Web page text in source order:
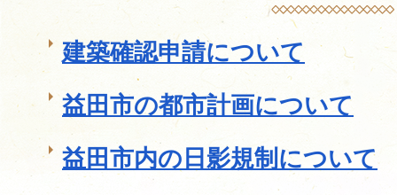
建築確認申請について
益田市の都市計画について
益田市内の日影規制について